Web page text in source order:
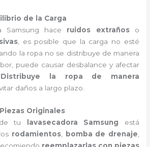
de la Carga
Samsung hace ruidos extrañoso
, es posible que la carga no esté
la ropa no se distribuye de manera
puede causar desbalance y afectar
Distribuye la ropa de manera
daños a largo plazo.
Originales
tu lavasecadora Samsung está
rodamientos bomba de drenaje
reemplazarlas con piezas